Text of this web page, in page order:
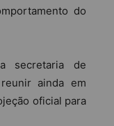
do
secretaria de
ainda em
oficial para